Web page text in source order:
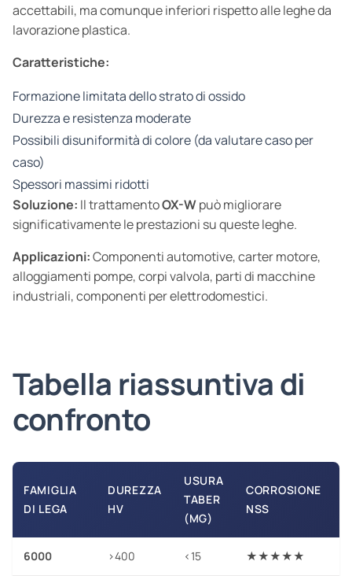
accettabili, ma comunque inferiori rispetto alle leghe da
lavorazione plastica.
Caratteristiche:
Formazione limitata dello strato di ossido
Durezza e resistenza moderate
Possibili disuniformità di colore (da valutare caso per
caso)
Spessori massimi ridotti
Soluzione: Il trattamentoOX-Wpuò migliorare
significativamente le prestazioni su queste leghe.
Applicazioni:Componenti automotive, carter motore,
alloggiamenti pompe, corpi valvola, parti di macchine
industriali, componenti per elettrodomestici.
Tabella riassuntiva di
confronto
FAMIGLIA
DI LEGA
DUREZZA
HV
USURA
TABER
(MG)
CORROSIONE
NSS
6000 >400 <15 ★★★★★